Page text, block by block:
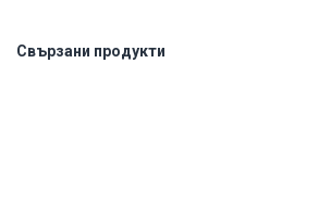
Свързани продукти